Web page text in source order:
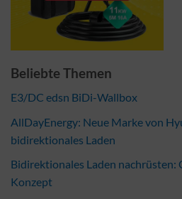
Beliebte Themen
E3/DC edsn BiDi-Wallbox
AllDayEnergy: Neue Marke von
bidirektionales Laden
Bidirektionales Laden
Konzept